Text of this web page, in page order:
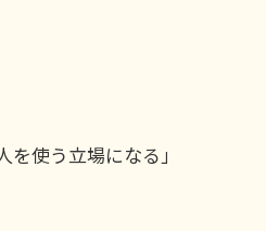
を使う立場になる」